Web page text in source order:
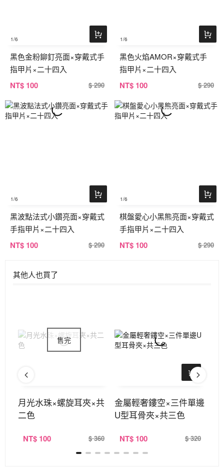
1/6
黑色金粉鉚釘亮面×穿戴式手
指甲片×二十四入
NT$ 100 $ 290
1/6
黑色火焰AMOR×穿戴式手
指甲片×二十四入
NT$ 100 $ 290
1/6
黑波點法式小鑽亮面×穿戴式
手指甲片×二十四入
NT$ 100 $ 290
1/6
棋盤愛心小黑熊亮面×穿戴式
手指甲片×二十四入
NT$ 100 $ 290
其他人也買了
月光水珠×螺旋耳夾×共
二色
NT$ 100 $ 360
金屬輕奢鏤空×三件單邊
U型耳骨夾×共三色
NT$ 100 $ 320